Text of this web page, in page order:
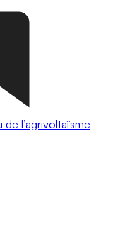
l’agrivoltaïsme